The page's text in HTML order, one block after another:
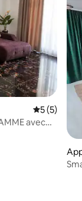
Évaluation
5 (5)
avec